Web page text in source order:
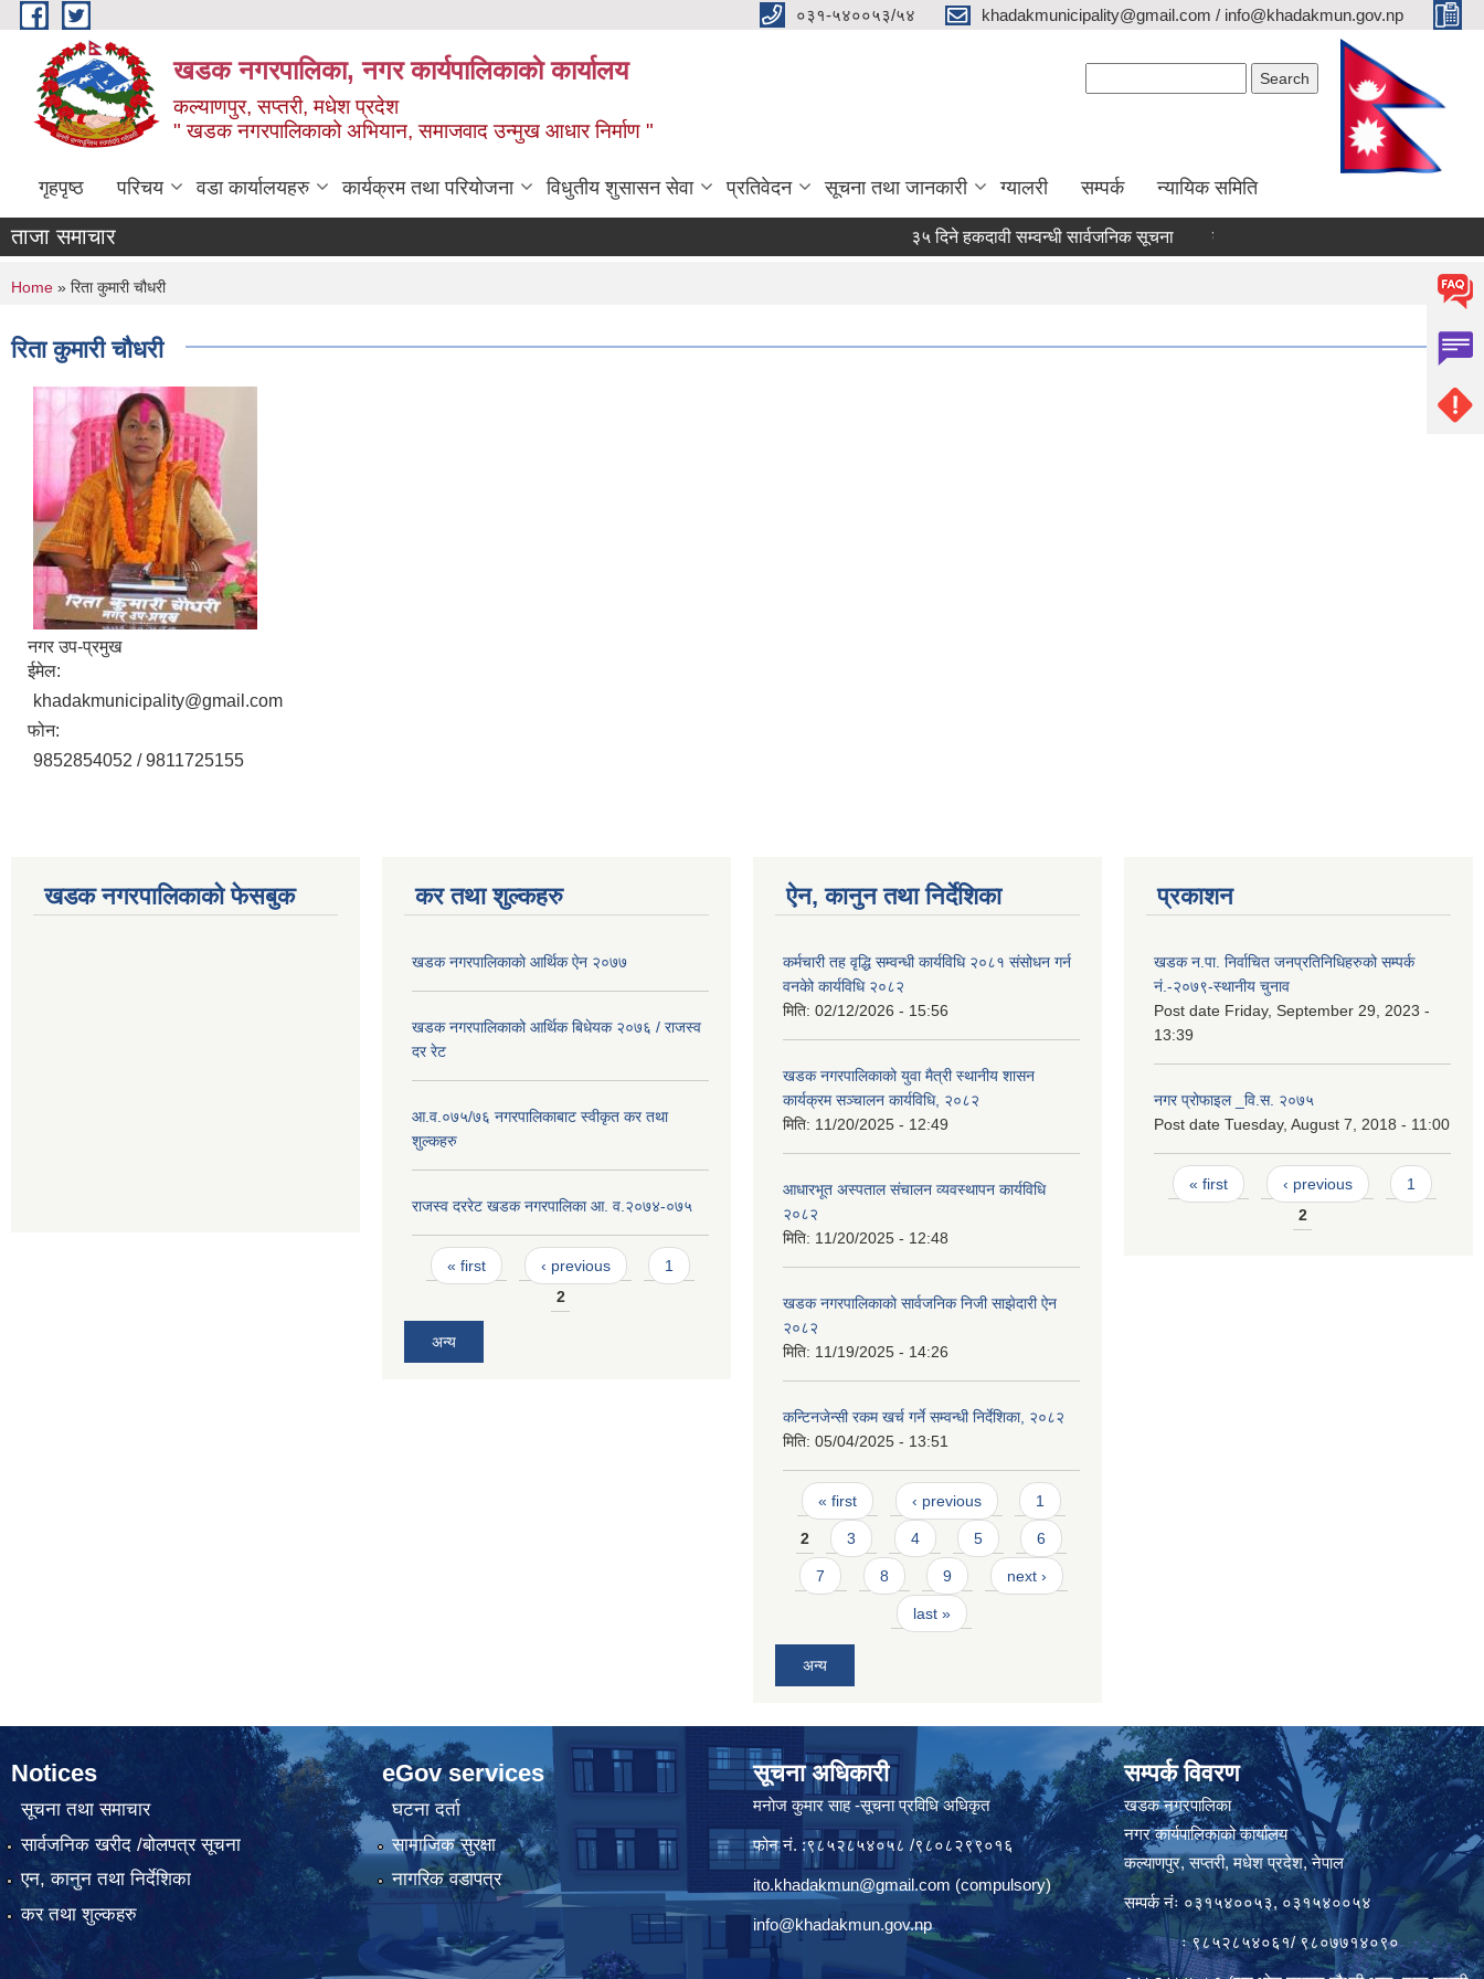
Skip to main content ०३१-५४००५३/५४ khadakmunicipality@gmail.com / info@khadakmun.gov.np
खडक नगरपालिका, नगर कार्यपालिकाकाे कार्यालय
कल्याणपुर, सप्तरी, मधेश प्रदेश
" खडक नगरपालिकाको अभियान, समाजवाद उन्मुख आधार निर्माण "
गृहपृष्ठ परिचय वडा कार्यालयहरु कार्यक्रम तथा परियोजना विधुतीय शुसासन सेवा प्रतिवेदन सूचना तथा जानकारी ग्यालरी सम्पर्क न्यायिक समिति
ताजा समाचार ३५ दिने हकदावी सम्वन्धी सार्वजनिक सूचना दरभाउपत्र स्वीकृत गर्ने आश्यको सूचना
You are here
Home » रिता कुमारी चौधरी
रिता कुमारी चौधरी
नगर उप-प्रमुख
ईमेल:
khadakmunicipality@gmail.com
फोन:
9852854052 / 9811725155
खडक नगरपालिकाको फेसबुक कर तथा शुल्कहरु
खडक नगरपालिकाकाे आर्थिक ए‍ेन २०७७
खडक नगरपालिकाको आर्थिक बिधेयक २०७६ / राजस्व
दर रेट
आ.व.०७५/७६ नगरपालिकाबाट स्वीकृत कर तथा
शुल्कहरु
राजस्व दररेट खडक नगरपालिका आ. व.२०७४-०७५
Pages
« first ‹ previous
1
2
अन्य
ऐन, कानुन तथा निर्देशिका
कर्मचारी तह वृद्धि सम्वन्धी कार्यविधि २०८१ संसोधन गर्न
वनकेो कार्यविधि २०८२
मिति: 02/12/2026 - 15:56
खडक नगरपालिकाको युवा मैत्री स्थानीय शासन
कार्यक्रम सञ्चालन कार्यविधि, २०८२
मिति: 11/20/2025 - 12:49
आधारभूत अस्पताल संचालन व्यवस्थापन कार्यविधि
२०८२
मिति: 11/20/2025 - 12:48
खडक नगरपालिकाको सार्वजनिक निजी साझेदारी ऐन
२०८२
मिति: 11/19/2025 - 14:26
कन्टिनजेन्सी रकम खर्च गर्ने सम्वन्धी निर्देशिका, २०८२
मिति: 05/04/2025 - 13:51
Pages
« first ‹ previous 1
2 3 4 5 6
7 8 9 next ›
last »
अन्य
प्रकाशन
खडक न.पा. निर्वाचित जनप्रतिनिधिहरुको सम्पर्क
नं.-२०७९-स्थानीय चुनाव
Post date Friday, September 29, 2023 -
13:39
नगर प्रोफाइल _वि.स. २०७५
Post date Tuesday, August 7, 2018 - 11:00
Pages
« first ‹ previous
1
2
Notices
सूचना तथा समाचार
सार्वजनिक खरीद /बोलपत्र सूचना
एन, कानुन तथा निर्देशिका
कर तथा शुल्कहरु
eGov services
घटना दर्ता
सामाजिक सुरक्षा
नागरिक वडापत्र
सूचना अधिकारी
मनाेज कुमार साह -सूचना प्रविधि अधिकृत
फोन नं. :९८५२८५४०५८ /९८०८२९९०१६
ito.khadakmun@gmail.com (compulsory)
info@khadakmun.gov.np
सम्पर्क विवरण
खडक नगरपालिका
नगर कार्यपालिकाको कार्यालय
कल्याणपुर, सप्तरी, मधेश प्रदेश, नेपाल
सम्पर्क नंः ०३१५४००५३, ०३१५४००५४
ः ९८५२८५४०६१/ ९८०७७१४०९०